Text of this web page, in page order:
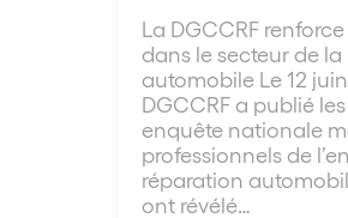
La DGCCRF
dans le secteur de
automobile Le 12
DGCCRF a publié
enquête nationale
professionnels de
réparation
ont révélé…